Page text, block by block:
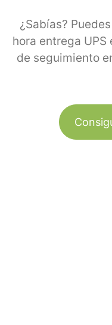
¿Sabías?
hora entrega
de seguimiento